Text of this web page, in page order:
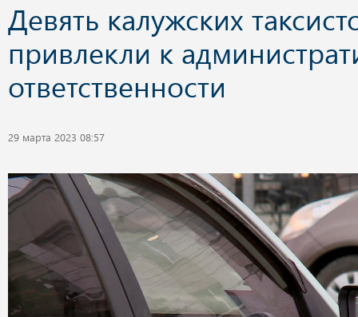
Девять калужских
привлекли к
ответственности
29 марта 2023 08:57